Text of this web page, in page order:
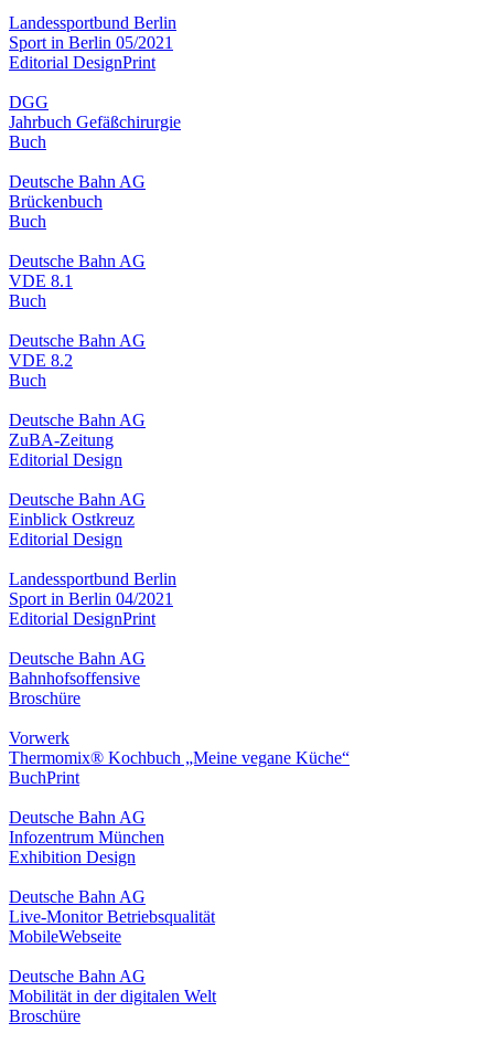
Landessportbund Berlin
Sport in Berlin 05/2021
Editorial DesignPrint
DGG
Jahrbuch Gefäßchirurgie
Buch
Deutsche Bahn AG
Brückenbuch
Buch
Deutsche Bahn AG
VDE 8.1
Buch
Deutsche Bahn AG
VDE 8.2
Buch
Deutsche Bahn AG
ZuBA-Zeitung
Editorial Design
Deutsche Bahn AG
Einblick Ostkreuz
Editorial Design
Landessportbund Berlin
Sport in Berlin 04/2021
Editorial DesignPrint
Deutsche Bahn AG
Bahnhofsoffensive
Broschüre
Vorwerk
Thermomix® Kochbuch „Meine vegane Küche“
BuchPrint
Deutsche Bahn AG
Infozentrum München
Exhibition Design
Deutsche Bahn AG
Live-Monitor Betriebsqualität
MobileWebseite
Deutsche Bahn AG
Mobilität in der digitalen Welt
Broschüre